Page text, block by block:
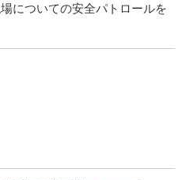
についての安全パトロールを